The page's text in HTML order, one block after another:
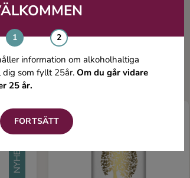
information om alkoholhaltiga
dig som fyllt 25år.Om du går vidare
25 år.
FORTSÄTT
även gillar
NYHET